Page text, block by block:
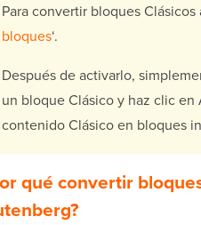
Para convertir bloques
bloques‘.
Después de activarlo,
un bloque Clásico y haz clic
contenido Clásico en bloques
qué convertir